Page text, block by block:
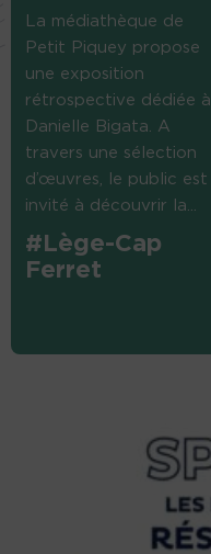
La médiathèque de
Petit Piquey propose
une exposition
rétrospective dédiée à
Danielle Bigata. A
travers une sélection
d’œuvres, le public est
invité à découvrir la...
#Lège-Cap
Ferret